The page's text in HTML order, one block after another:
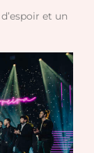
et un